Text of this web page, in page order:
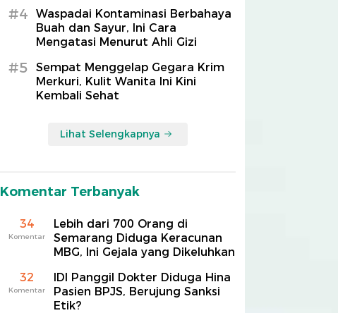
#4
Waspadai Kontaminasi Berbahaya
Buah dan Sayur, Ini Cara
Mengatasi Menurut Ahli Gizi
#5
Sempat Menggelap Gegara Krim
Merkuri, Kulit Wanita Ini Kini
Kembali Sehat
Lihat Selengkapnya
Komentar Terbanyak
34
Komentar
Lebih dari 700 Orang di
Semarang Diduga Keracunan
MBG, Ini Gejala yang Dikeluhkan
32
Komentar
IDI Panggil Dokter Diduga Hina
Pasien BPJS, Berujung Sanksi
Etik?